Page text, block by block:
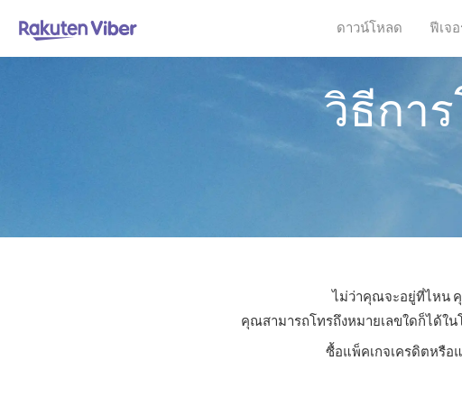
ดาวน์โหลด ฟีเจ
วิธีกา
ไม่ว่าคุณจะอยู่ที่ไหน
คุณสามารถโทรถึงหมายเลขใดก็ได้ใ
ซื้อแพ็คเกจเครดิตหรือ